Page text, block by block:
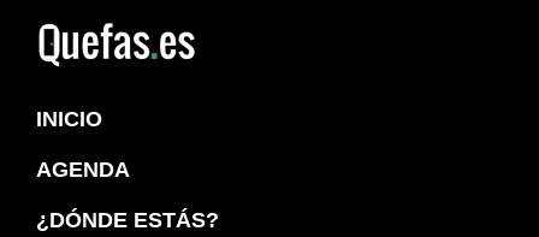
navegación
principal
principal
INICIO
AGENDA
¿DÓNDE ESTÁS?